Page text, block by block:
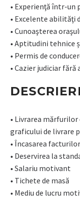
• Experienţă într-
• Excelente abilităţi
• Cunoaşterea
• Aptitudini tehnice
• Permis de
• Cazier judiciar
• Livrarea
graficului de livrare
• Încasarea
• Deservirea la
• Salariu motivant
• Tichete de masă
• Mediu de lucru